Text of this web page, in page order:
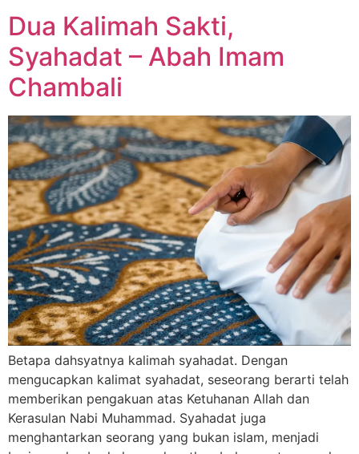
Dua Kalimah Sakti,
Syahadat – Abah Imam
Chambali
Betapa dahsyatnya kalimah syahadat. Dengan
mengucapkan kalimat syahadat, seseorang berarti telah
memberikan pengakuan atas Ketuhanan Allah dan
Kerasulan Nabi Muhammad. Syahadat juga
menghantarkan seorang yang bukan islam, menjadi